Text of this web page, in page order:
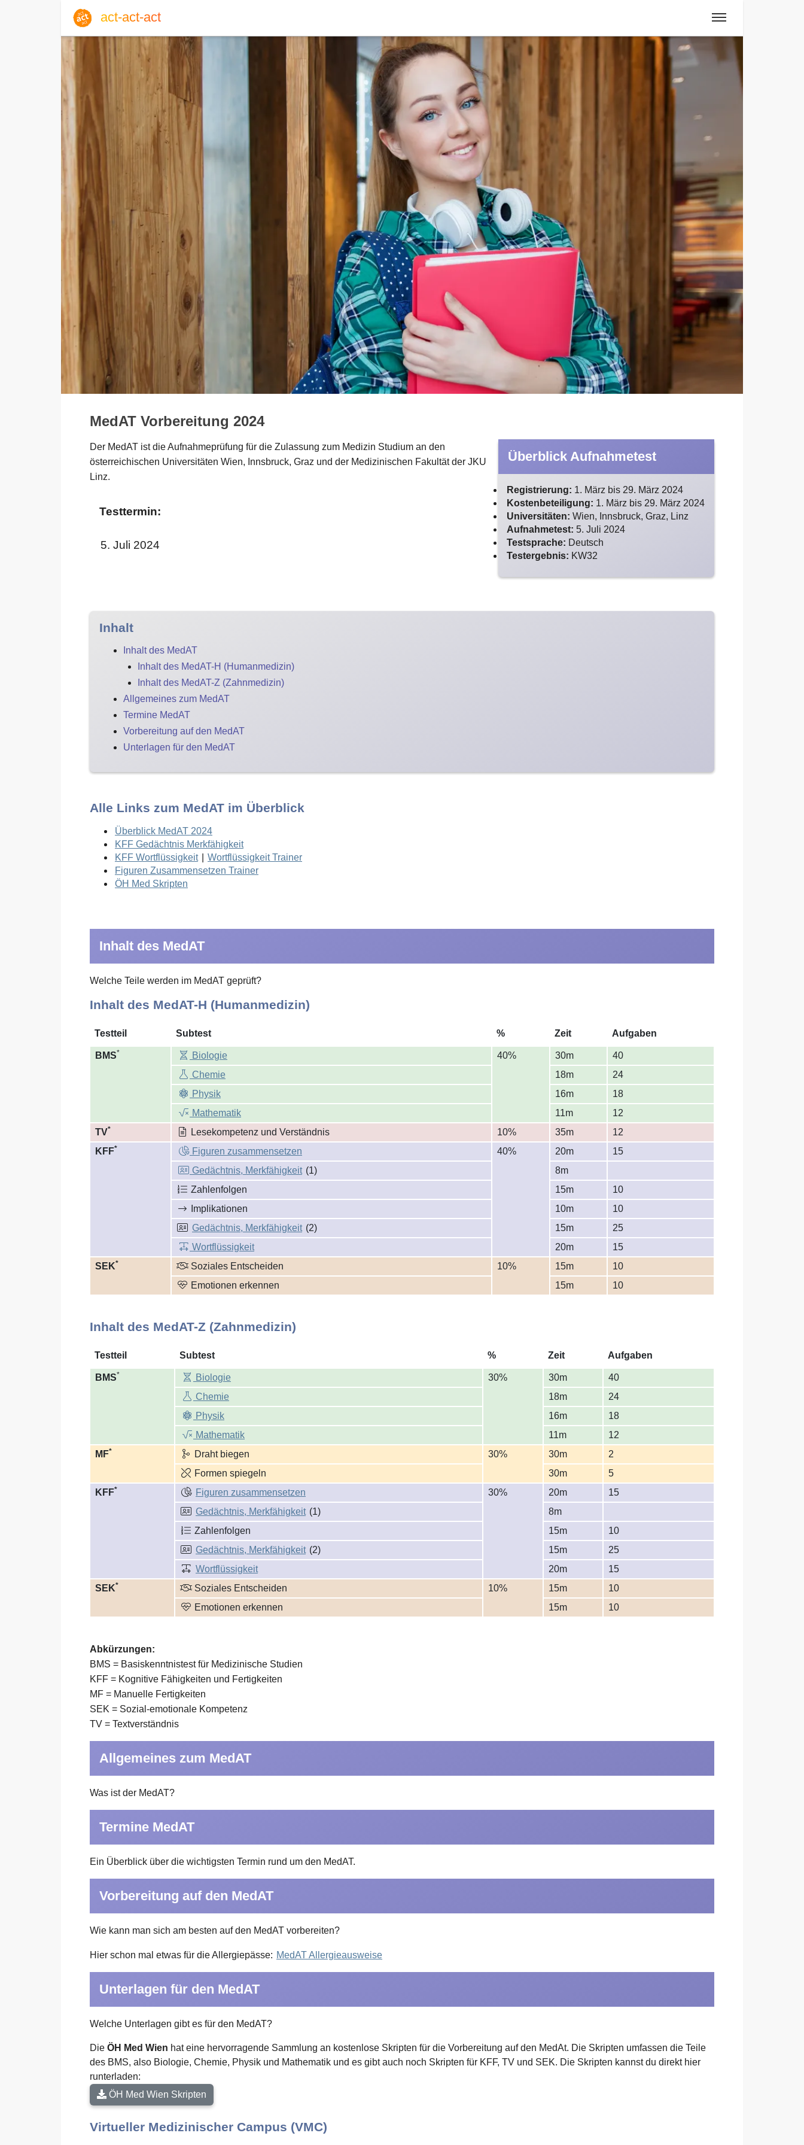
act-act-act
Suche
Blog
Sa, 08. August 2026 |
Englisch Deutsch Spanisch
MedAT Vorbereitung 2024
Überblick Aufnahmetest
Registrierung: 1. März bis 29. März 2024
Kostenbeteiligung: 1. März bis 29. März 2024
Universitäten: Wien, Innsbruck, Graz, Linz
Aufnahmetest: 5. Juli 2024
Testsprache: Deutsch
Testergebnis: KW32
Der MedAT ist die Aufnahmeprüfung für die Zulassung zum Medizin Studium an den
österreichischen Universitäten Wien, Innsbruck, Graz und der Medizinischen Fakultät der JKU
Linz.
Testtermin:
5. Juli 2024
Inhalt
Inhalt des MedAT
Inhalt des MedAT-H (Humanmedizin)
Inhalt des MedAT-Z (Zahnmedizin)
Allgemeines zum MedAT
Termine MedAT
Vorbereitung auf den MedAT
Unterlagen für den MedAT
Alle Links zum MedAT im Überblick
Überblick MedAT 2024
KFF Gedächtnis Merkfähigkeit
KFF Wortflüssigkeit
Wortflüssigkeit Trainer
Figuren Zusammensetzen Trainer
ÖH Med Skripten
Inhalt des MedAT
Welche Teile werden im MedAT geprüft?
Inhalt des MedAT-H (Humanmedizin)
Testteil Subtest % Zeit Aufgaben
BMS* Biologie 40% 30m
40
Chemie
18m
24
Physik
16m
18
Mathematik
11m
12
TV* Lese­kompetenz und Verständnis 10% 35m
12
KFF* Figuren zusammen­setzen 40% 20m
15
Gedächtnis, Merkfähigkeit (1)
8m
Zahlenfolgen
15m
10
Implikationen
10m
10
Gedächtnis, Merkfähigkeit (2) 15m
25
Wortflüssigkeit
20m
15
SEK* Soziales Entscheiden 10% 15m
10
Emotionen erkennen
15m 10
Inhalt des MedAT-Z (Zahnmedizin)
Testteil Subtest % Zeit Aufgaben
BMS* Biologie 30% 30m
40
Chemie
18m
24
Physik
16m
18
Mathematik
11m
12
MF* Draht biegen 30% 30m
2
Formen spiegeln
30m
5
KFF* Figuren zusammen­setzen 30% 20m
15
Gedächtnis, Merkfähigkeit (1)
8m
Zahlenfolgen
15m
10
Gedächtnis, Merkfähigkeit (2) 15m
25
Wortflüssigkeit
20m
15
SEK* Soziales Entscheiden 10% 15m
10
Emotionen erkennen
15m 10
Abkürzungen:
BMS = Basiskenntnistest für Medizinische Studien
KFF = Kognitive Fähigkeiten und Fertigkeiten
MF = Manuelle Fertigkeiten
SEK = Sozial-emotionale Kompetenz
TV = Textverständnis
Allgemeines zum MedAT
Was ist der MedAT?
Termine MedAT
Ein Überblick über die wichtigsten Termin rund um den MedAT.
Vorbereitung auf den MedAT
Wie kann man sich am besten auf den MedAT vorbereiten?
Hier schon mal etwas für die Allergiepässe: MedAT Allergieausweise
Unterlagen für den MedAT
Welche Unterlagen gibt es für den MedAT?
Die ÖH Med Wien hat eine hervorragende Sammlung an kostenlose Skripten für die Vorbereitung auf den MedAt. Die Skripten umfassen die Teile
des BMS, also Biologie, Chemie, Physik und Mathematik und es gibt auch noch Skripten für KFF, TV und SEK. Die Skripten kannst du direkt hier
runterladen:
ÖH Med Wien Skripten
Virtueller Medizinischer Campus (VMC)